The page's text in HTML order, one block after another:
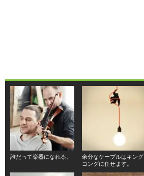
誰だって楽器になれる。
余分なケーブルはキング
コングに任せます。